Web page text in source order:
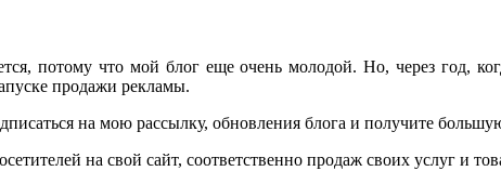
потому что мой блог еще очень молодой. Но, через год,
продажи рекламы.
на мою рассылку, обновления блога и получите
на свой сайт, соответственно продаж своих услуг и